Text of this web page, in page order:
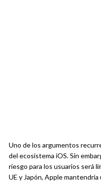
Uno de los argumentos
del ecosistema iOS. Sin
riesgo para los usuarios será
UE y Japón, Apple